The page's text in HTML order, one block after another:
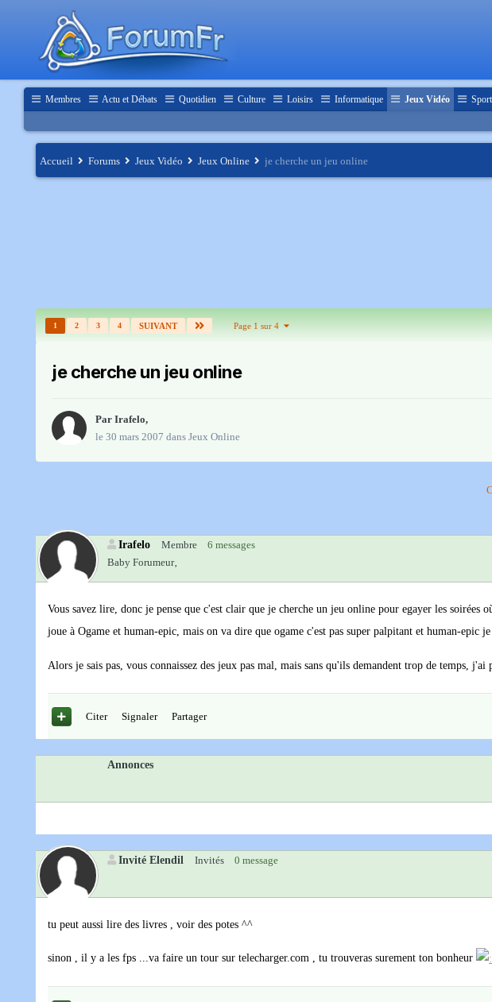
Membres Actu et Débats Quotidien Culture Loisirs Informatique Jeux Vidéo
Accueil Forums Jeux Vidéo Jeux Online je cherche un jeu online
1 2 3 4 SUIVANT Page 1 sur 4
je cherche un jeu online
Par Irafelo,
le 30 mars 2007 dans Jeux Online
Irafelo Membre
6 messages
Baby Forumeur‚
Vous savez lire, donc je pense que c'est clair que je cherche un jeu online pour egayer les
joue à Ogame et human-epic, mais on va dire que ogame c'est pas super palpitant et human-epic
Alors je sais pas, vous connaissez des jeux pas mal, mais sans qu'ils demandent trop de temps,
Citer Signaler Partager
Annonces
Invité Elendil Invités 0 message
tu peut aussi lire des livres , voir des potes ^^
sinon , il y a les fps ...va faire un tour sur telecharger.com , tu trouveras surement ton bonheur